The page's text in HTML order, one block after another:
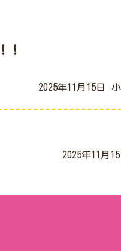
！
2025年11月15日
2025年11月15